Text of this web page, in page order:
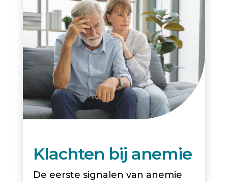
Klachten bij anemie
De eerste signalen van anemie